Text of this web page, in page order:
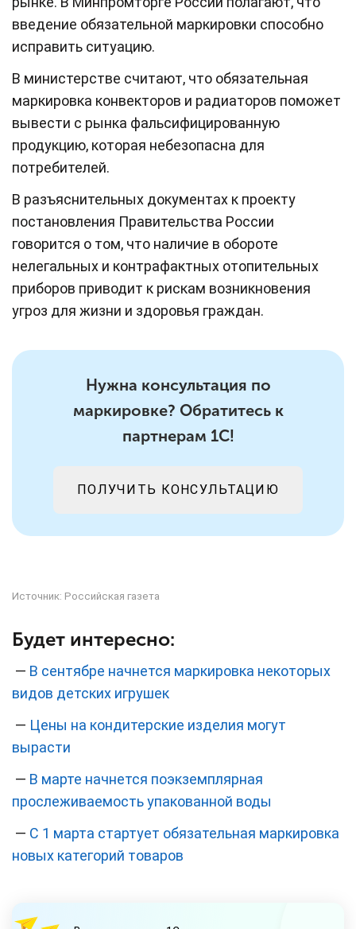
введение обязательной маркировки способно
исправить ситуацию.
В министерстве считают, что обязательная
маркировка конвекторов и радиаторов поможет
вывести с рынка фальсифицированную
продукцию, которая небезопасна для
потребителей.
В разъяснительных документах к проекту
постановления Правительства России
говорится о том, что наличие в обороте
нелегальных и контрафактных отопительных
приборов приводит к рискам возникновения
угроз для жизни и здоровья граждан.
Нужна консультация по
маркировке? Обратитесь к
партнерам 1С!
ПОЛУЧИТЬ КОНСУЛЬТАЦИЮ
Источник: Российская газета
Будет интересно:
— В сентябре начнется маркировка некоторых
видов детских игрушек
— Цены на кондитерские изделия могут
вырасти
— В марте начнется поэкземплярная
прослеживаемость упакованной воды
— C 1 марта стартует обязательная маркировка
новых категорий товаров